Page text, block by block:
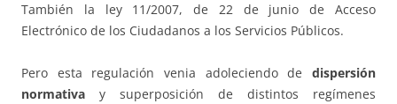
También la ley 11/2007, de 22 de junio de Acceso
Electrónico de los Ciudadanos a los Servicios Públicos.
Pero esta regulación venia adoleciendo de dispersión
normativa y superposición de distintos regímenes